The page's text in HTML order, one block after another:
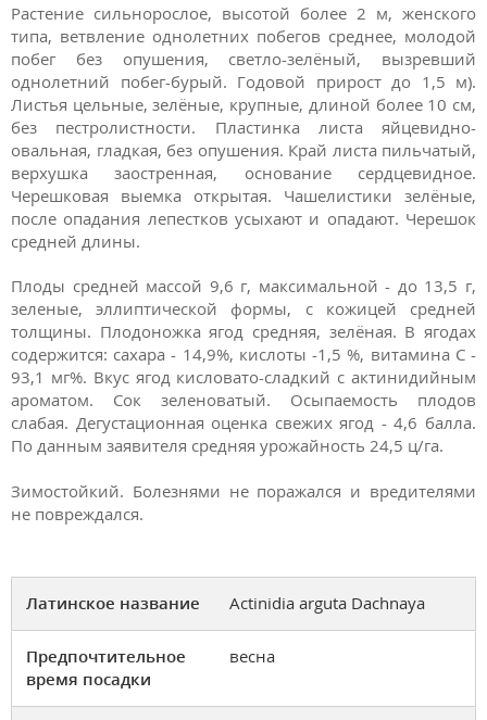
Растение сильнорослое, высотой более 2 м, женского
типа, ветвление однолетних побегов среднее, молодой
побег без опушения, светло-зелёный, вызревший
однолетний побег-бурый. Годовой прирост до 1,5 м).
Листья цельные, зелёные, крупные, длиной более 10 см,
без пестролистности. Пластинка листа яйцевидно-
овальная, гладкая, без опушения. Край листа пильчатый,
верхушка заостренная, основание сердцевидное.
Черешковая выемка открытая. Чашелистики зелёные,
после опадания лепестков усыхают и опадают. Черешок
средней длины.
Плоды средней массой 9,6 г, максимальной - до 13,5 г,
зеленые, эллиптической формы, с кожицей средней
толщины. Плодоножка ягод средняя, зелёная. В ягодах
содержится: сахара - 14,9%, кислоты -1,5 %, витамина С -
93,1 мг%. Вкус ягод кисловато-сладкий с актинидийным
ароматом. Сок зеленоватый. Осыпаемость плодов
слабая. Дегустационная оценка свежих ягод - 4,6 балла.
По данным заявителя средняя урожайность 24,5 ц/га.
Зимостойкий. Болезнями не поражался и вредителями
не повреждался.
Латинское название Actinidia arguta Dachnaya
Предпочтительное
время посадки
весна